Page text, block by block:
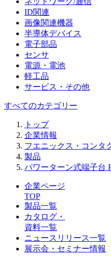
ID関連
画像関連機器
半導体デバイス
電子部品
センサ
電源・電池
軽工品
サービス・その他
すべてのカテゴリー
トップ
企業情報
フエニックス・コンタ
製品
パワーターン式端子台
企業ページ
TOP
製品一覧
カタログ・
資料一覧
ニュースリリース一覧
展示会・セミナー情報